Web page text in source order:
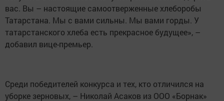
урожая принимают самое активное участие около 15
тыс. человек», – отметил министр сельского хозяйства
и продовольствия РТ, обращаясь к собравшимся.